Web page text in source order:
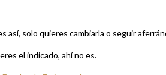
así, solo quieres cambiarla o seguir
el indicado, ahí no es.